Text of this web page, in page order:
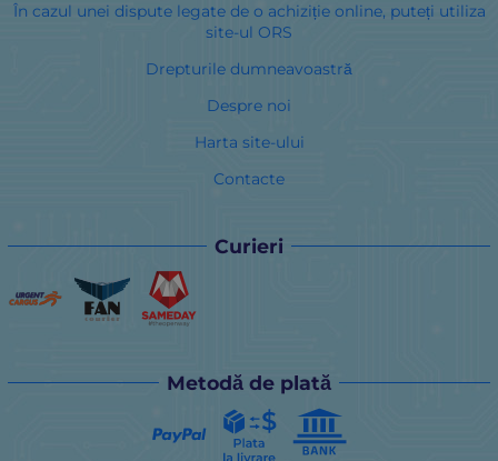
În cazul unei dispute legate de o achiziție online, puteți utiliza
site-ul ORS
Drepturile dumneavoastră
Despre noi
Harta site-ului
Contacte
Curieri
Metodă de plată